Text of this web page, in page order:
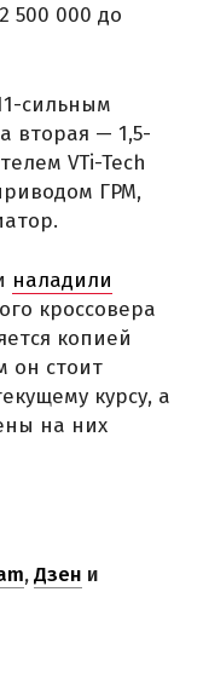
500 000 до
сильным
вторая — 1,5-
VTi-Tech
ГРМ,
наладили
кроссовера
копией
он стоит
курсу, а
на них
,Дзен и